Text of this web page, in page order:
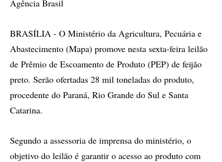
Agência Brasil
BRASÍLIA - O Ministério da Agricultura, Pecuária e
Abastecimento (Mapa) promove nesta sexta-feira leilão
de Prêmio de Escoamento de Produto (PEP) de feijão
preto. Serão ofertadas 28 mil toneladas do produto,
procedente do Paraná, Rio Grande do Sul e Santa
Catarina.
Segundo a assessoria de imprensa do ministério, o
objetivo do leilão é garantir o acesso ao produto com